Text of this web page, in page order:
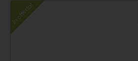
In offerta!